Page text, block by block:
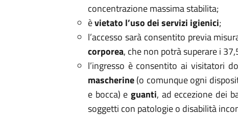
concentrazione massima stabilita;
èvietato l’uso dei servizi igienici;
l’accesso sarà consentito previa
corporea, che non potrà superare i
l’ingresso è consentito ai visitatori
mascherine(o comunque ogni
e bocca) e guanti, ad eccezione dei
soggetti con patologie o disabilità